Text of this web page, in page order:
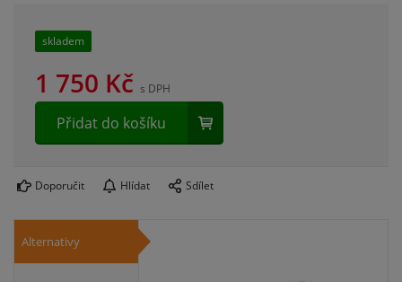
skladem
1 750 Kč s DPH
Přidat do košíku
Doporučit Hlídat Sdílet
Alternativy